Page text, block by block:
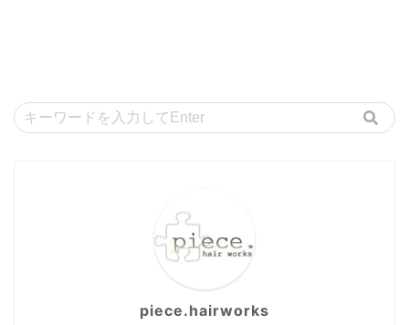
piece.hairworks